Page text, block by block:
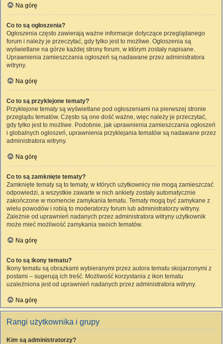
Na górę
Co to są ogłoszenia?
Ogłoszenia często zawierają ważne informacje dotyczące przeglądanego
forum i należy je przeczytać, gdy tylko jest to możliwe. Ogłoszenia są
wyświetlane na górze każdej strony forum, w którym zostały napisane.
Uprawnienia zamieszczania ogłoszeń są nadawane przez administratora
witryny.
Na górę
Co to są przyklejone tematy?
Przyklejone tematy są wyświetlane pod ogłoszeniami na pierwszej stronie
przeglądu tematów. Często są one dość ważne, więc należy je przeczytać,
gdy tylko jest to możliwe. Podobnie, jak uprawnienia zamieszczania ogłoszeń
i globalnych ogłoszeń, uprawnienia przyklejania tematów są nadawane przez
administratora witryny.
Na górę
Co to są zamknięte tematy?
Zamknięte tematy są to tematy, w których użytkownicy nie mogą zamieszczać
odpowiedzi, a wszystkie zawarte w nich ankiety zostały automatycznie
zakończone w momencie zamykania tematu. Tematy mogą być zamykane z
wielu powodów i robią to moderatorzy forum lub administratorzy witryny.
Zależnie od uprawnień nadanych przez administratora witryny użytkownik
może mieć możliwość zamykania swoich tematów.
Na górę
Co to są ikony tematu?
Ikony tematu są obrazkami wybieranymi przez autora tematu skojarzonymi z
postami – sugerują ich treść. Możliwość korzystania z ikon tematu
uzależniona jest od uprawnień nadanych przez administratora witryny.
Na górę
Rangi użytkownika i grupy
Kim są administratorzy?